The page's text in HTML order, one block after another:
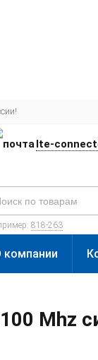
lte-
818-263
компании
Mhz